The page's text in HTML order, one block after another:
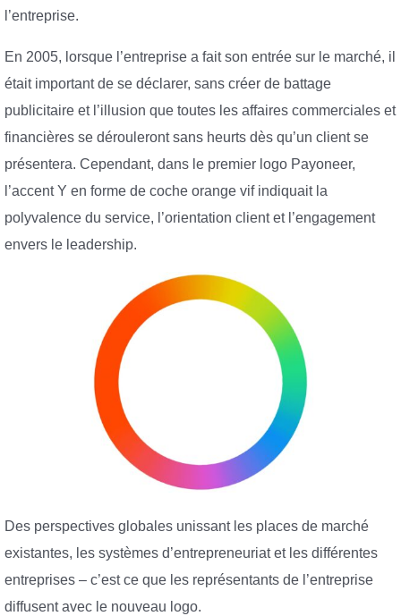
l’entreprise.
En 2005, lorsque l’entreprise a fait son entrée sur le marché, il
était important de se déclarer, sans créer de battage
publicitaire et l’illusion que toutes les affaires commerciales et
financières se dérouleront sans heurts dès qu’un client se
présentera. Cependant, dans le premier logo Payoneer,
l’accent Y en forme de coche orange vif indiquait la
polyvalence du service, l’orientation client et l’engagement
envers le leadership.
Des perspectives globales unissant les places de marché
existantes, les systèmes d’entrepreneuriat et les différentes
entreprises – c’est ce que les représentants de l’entreprise
diffusent avec le nouveau logo.